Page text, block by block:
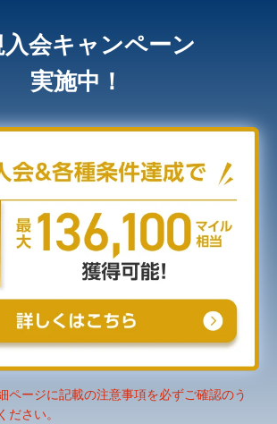
入会キャンペーン
実施中！
ページに記載の注意事項を必ずご確認のう
ださい。